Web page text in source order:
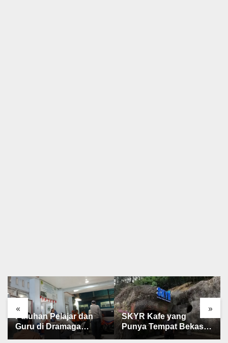
« »
Puluhan Pelajar dan
Guru di Dramaga
Bogor Diduga
SKYR Kafe yang
Punya Tempat Bekas
Goa Terbengkalai di